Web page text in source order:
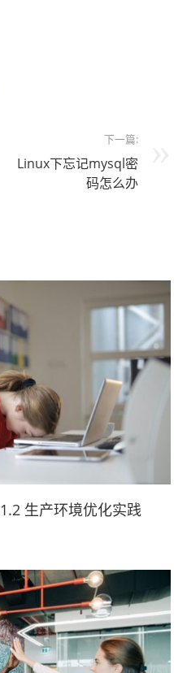
下一篇:
Linux下忘记mysql密
码怎么办
生产环境优化实践